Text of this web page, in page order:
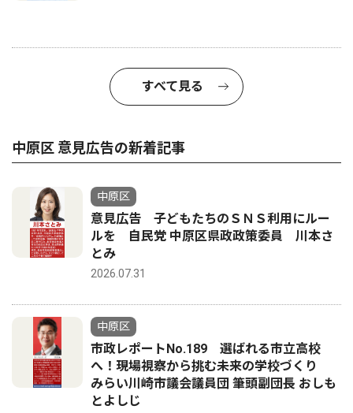
すべて見る
中原区 意見広告の新着記事
中原区
意見広告 子どもたちのＳＮＳ利用にルー
ルを 自民党 中原区県政政策委員 川本さ
とみ
2026.07.31
中原区
市政レポートNo.189 選ばれる市立高校
へ！現場視察から挑む未来の学校づくり
みらい川崎市議会議員団 筆頭副団長 おしも
とよしじ